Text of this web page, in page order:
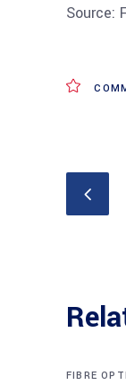
Source:
FIBRE